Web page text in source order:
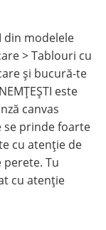
din modelele
> Tablouri cu
și bucură-te
este
canvas
se prinde foarte
cu atenție de
perete. Tu
cu atenție